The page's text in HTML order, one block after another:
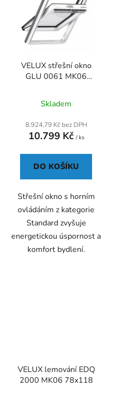
VELUX střešní okno
GLU 0061 MK06
Skladem
8.924,79 Kč bez DPH
10.799 Kč / ks
DO KOŠÍKU
Střešní okno s horním
ovládáním z kategorie
Standard zvyšuje
energetickou úspornost a
komfort bydlení.
VELUX lemování EDQ
2000 MK06 78x118